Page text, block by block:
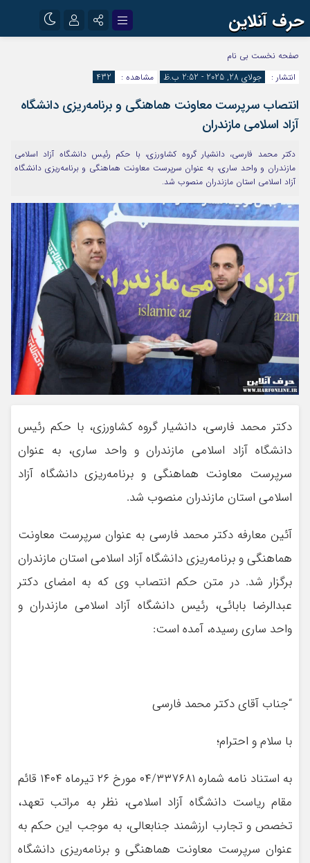
حرف آنلاین
اینستاگرام
آپارات
رمز عبور
مرا به خاطر بسپار
صفحه نخست بی نام
انتشار :
جولای 28, 2025 - 2:52 ب.ظ مشاهده : 432
انتصاب سرپرست معاونت هماهنگی و برنامه‌ریزی دانشگاه
آزاد اسلامی مازندران
دکتر محمد فارسی، دانشیار گروه کشاورزی، با حکم رئیس دانشگاه آزاد اسلامی
مازندران و واحد ساری، به عنوان سرپرست معاونت هماهنگی و برنامه‌ریزی دانشگاه
آزاد اسلامی استان مازندران منصوب شد.
دکتر محمد فارسی، دانشیار گروه کشاورزی، با حکم رئیس
دانشگاه آزاد اسلامی مازندران و واحد ساری، به عنوان
سرپرست معاونت هماهنگی و برنامه‌ریزی دانشگاه آزاد
اسلامی استان مازندران منصوب شد.
آئین معارفه دکتر محمد فارسی به عنوان سرپرست معاونت
هماهنگی و برنامه‌ریزی دانشگاه آزاد اسلامی استان مازندران
برگزار شد. در متن حکم انتصاب وی که به امضای دکتر
عبدالرضا بابائی، رئیس دانشگاه آزاد اسلامی مازندران و
واحد ساری رسیده، آمده است:
“جناب آقای دکتر محمد فارسی
با سلام و احترام؛
به استناد نامه شماره ۰۴/۳۳۷۶۸۱ مورخ ۲۶ تیرماه ۱۴۰۴ قائم
مقام ریاست دانشگاه آزاد اسلامی، نظر به مراتب تعهد،
تخصص و تجارب ارزشمند جنابعالی، به موجب این حکم به
عنوان سرپرست معاونت هماهنگی و برنامه‌ریزی دانشگاه